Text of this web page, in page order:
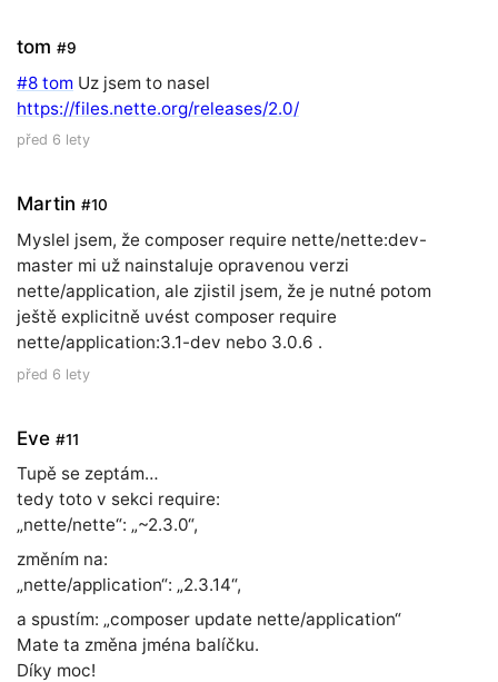
tom #9
#8 tom Uz jsem to nasel
https://files.nette.org/releases/2.0/
před 6 lety
Martin #10
Myslel jsem, že composer require nette/nette:dev-
master mi už nainstaluje opravenou verzi
nette/application, ale zjistil jsem, že je nutné potom
ještě explicitně uvést composer require
nette/application:3.1-dev nebo 3.0.6 .
před 6 lety
Eve #11
Tupě se zeptám…
tedy toto v sekci require:
„nette/nette“: „~2.3.0“,
změním na:
„nette/application“: „2.3.14“,
a spustím: „composer update nette/application“
Mate ta změna jména balíčku.
Díky moc!